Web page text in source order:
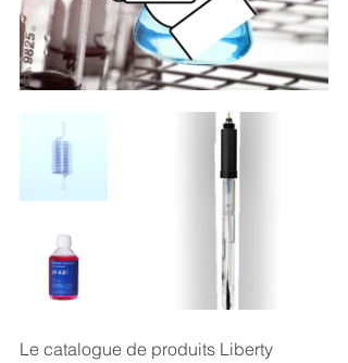
Le catalogue de produits Liberty